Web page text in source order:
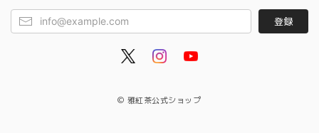
登録
© 雅紅茶公式ショップ